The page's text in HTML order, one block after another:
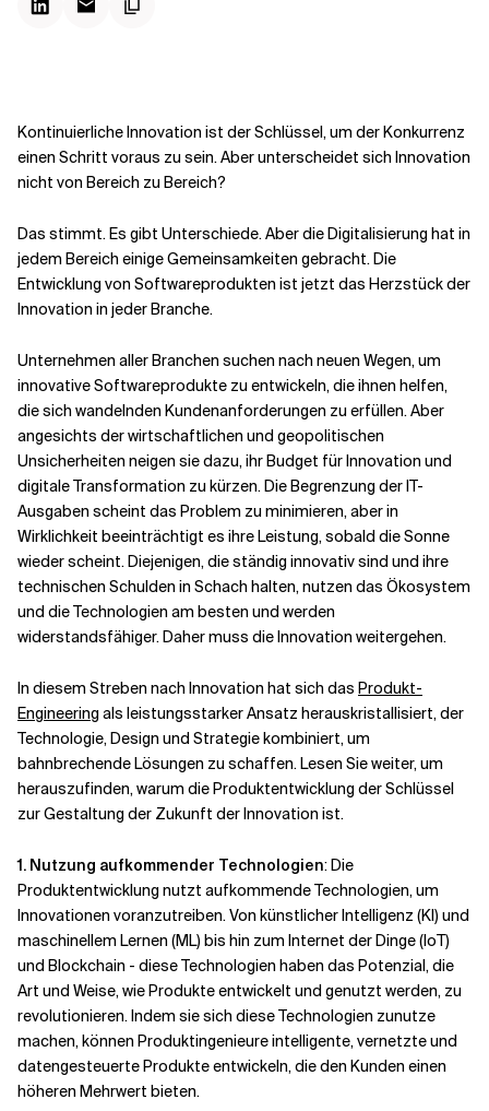
Verwandte Themen
Kontinuierliche Innovation ist der Schlüssel, um der Konkurrenz
einen Schritt voraus zu sein. Aber unterscheidet sich Innovation
nicht von Bereich zu Bereich?
Das stimmt. Es gibt Unterschiede. Aber die Digitalisierung hat in
jedem Bereich einige Gemeinsamkeiten gebracht. Die
Entwicklung von Softwareprodukten ist jetzt das Herzstück der
Innovation in jeder Branche.
Unternehmen aller Branchen suchen nach neuen Wegen, um
innovative Softwareprodukte zu entwickeln, die ihnen helfen,
die sich wandelnden Kundenanforderungen zu erfüllen. Aber
angesichts der wirtschaftlichen und geopolitischen
Unsicherheiten neigen sie dazu, ihr Budget für Innovation und
digitale Transformation zu kürzen. Die Begrenzung der IT-
Ausgaben scheint das Problem zu minimieren, aber in
Wirklichkeit beeinträchtigt es ihre Leistung, sobald die Sonne
wieder scheint. Diejenigen, die ständig innovativ sind und ihre
technischen Schulden in Schach halten, nutzen das Ökosystem
und die Technologien am besten und werden
widerstandsfähiger. Daher muss die Innovation weitergehen.
In diesem Streben nach Innovation hat sich das Produkt-
Engineering als leistungsstarker Ansatz herauskristallisiert, der
Technologie, Design und Strategie kombiniert, um
bahnbrechende Lösungen zu schaffen. Lesen Sie weiter, um
herauszufinden, warum die Produktentwicklung der Schlüssel
zur Gestaltung der Zukunft der Innovation ist.
1. Nutzung aufkommender Technologien: Die
Produktentwicklung nutzt aufkommende Technologien, um
Innovationen voranzutreiben. Von künstlicher Intelligenz (KI) und
maschinellem Lernen (ML) bis hin zum Internet der Dinge (IoT)
und Blockchain - diese Technologien haben das Potenzial, die
Art und Weise, wie Produkte entwickelt und genutzt werden, zu
revolutionieren. Indem sie sich diese Technologien zunutze
machen, können Produktingenieure intelligente, vernetzte und
datengesteuerte Produkte entwickeln, die den Kunden einen
höheren Mehrwert bieten.